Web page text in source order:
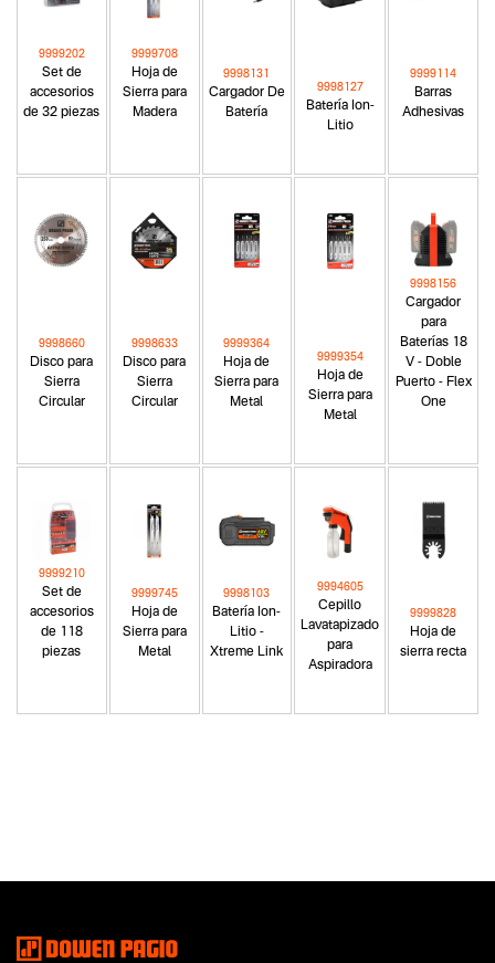
Set de
accesorios
de 32 piezas
9999202
Hoja de
Sierra para
Madera
9999708
Cargador De
Batería
9998131
Batería Ion-
Litio
9998127
Barras
Adhesivas
9999114
Disco para
Sierra
Circular
9998660
Disco para
Sierra
Circular
9998633
Hoja de
Sierra para
Metal
9999364
Hoja de
Sierra para
Metal
9999354
Cargador
para
Baterías 18
V - Doble
Puerto - Flex
One
9998156
Set de
accesorios
de 118
piezas
9999210
Hoja de
Sierra para
Metal
9999745
Batería Ion-
Litio -
Xtreme Link
9998103
Cepillo
Lavatapizado
para
Aspiradora
9994605
Hoja de
sierra recta
9999828
Segmentos - pendiente